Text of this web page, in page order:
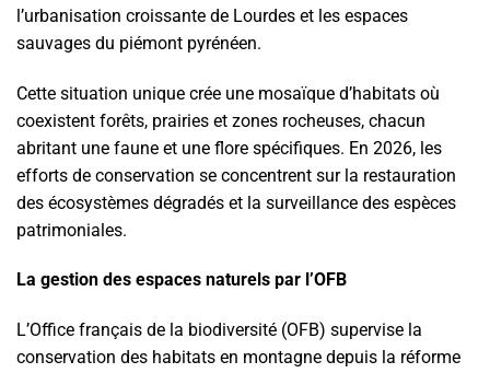
l’urbanisation croissante de Lourdes et les espaces
sauvages du piémont pyrénéen.
Cette situation unique crée une mosaïque d’habitats où
coexistent forêts, prairies et zones rocheuses, chacun
abritant une faune et une flore spécifiques. En 2026, les
efforts de conservation se concentrent sur la restauration
des écosystèmes dégradés et la surveillance des espèces
patrimoniales.
La gestion des espaces naturels par l’OFB
L’Office français de la biodiversité (OFB) supervise la
conservation des habitats en montagne depuis la réforme